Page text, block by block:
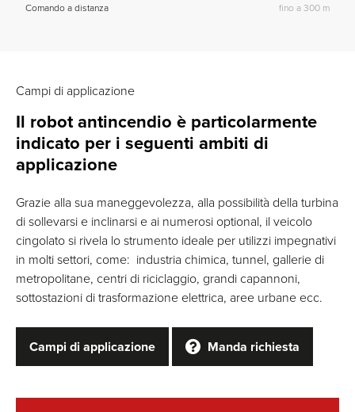
Comando a distanza fino a 300 m
Il robot antincendio è particolarmente
indicato per i seguenti ambiti di
applicazione
Campi di applicazione
Grazie alla sua maneggevolezza, alla possibilità della turbina
di sollevarsi e inclinarsi e ai numerosi optional, il veicolo
cingolato si rivela lo strumento ideale per utilizzi impegnativi
in molti settori, come: industria chimica, tunnel, gallerie di
metropolitane, centri di riciclaggio, grandi capannoni,
sottostazioni di trasformazione elettrica, aree urbane ecc.
Campi di applicazione Manda richiesta